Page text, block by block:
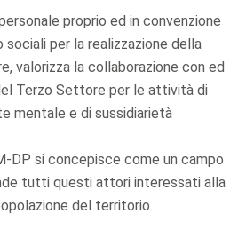
proprio ed in convenzione
per la realizzazione della
valorizza la collaborazione con ed
Terzo Settore per le attività di
mentale e di sussidiarietà
DP si concepisce come un campo
tutti questi attori interessati alla
del territorio.